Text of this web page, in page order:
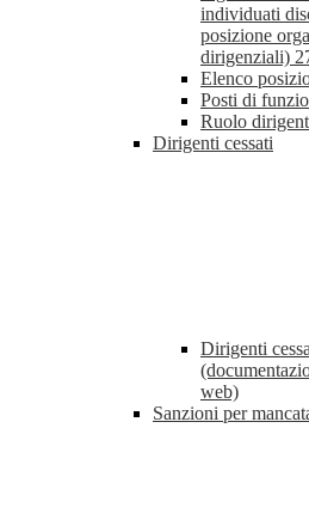
individuati
posizione
dirigenziali)
Elenco
Posti di
Ruolo
Dirigenti cessati
Dirigenti
web)
Sanzioni per